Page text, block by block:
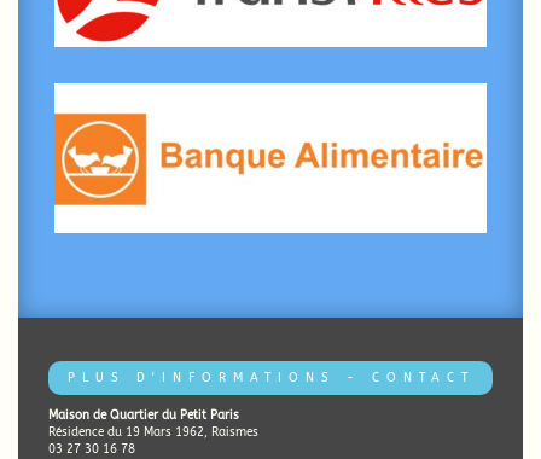
PLUS D'INFORMATIONS - CONTACT
Maison de Quartier du Petit Paris
Résidence du 19 Mars 1962, Raismes
03 27 30 16 78